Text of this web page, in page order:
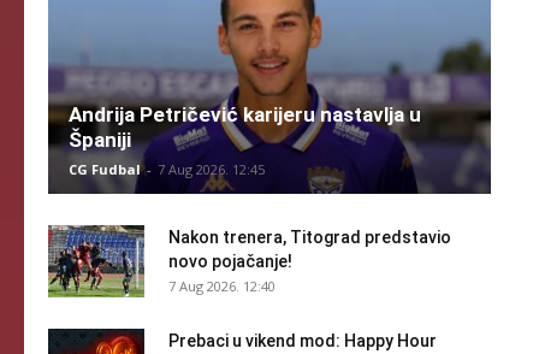
Andrija Petričević karijeru nastavlja u
Španiji
CG Fudbal - 7 Aug 2026. 12:45
Nakon trenera, Titograd predstavio
novo pojačanje!
7 Aug 2026. 12:40
Prebaci u vikend mod: Happy Hour